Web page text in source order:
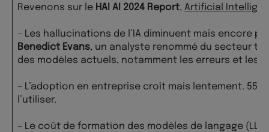
Revenons sur le HAI AI 2024 Report, Artificial
– Les hallucinations de l’IA diminuent mais encore
Benedict Evans, un analyste renommé du secteur
des modèles actuels, notamment les erreurs et les «
– L’adoption en entreprise croît mais lentement.
l’utiliser.
– Le coût de formation des modèles de langage